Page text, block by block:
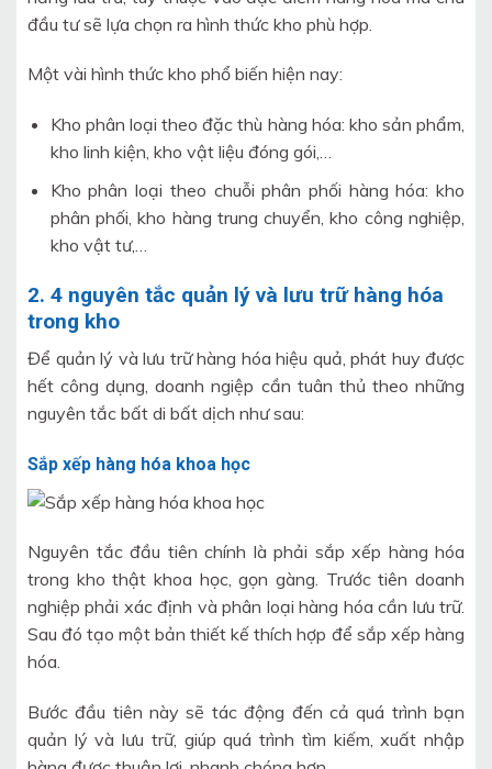
đầu tư sẽ lựa chọn ra hình thức kho phù hợp.
Một vài hình thức kho phổ biến hiện nay:
Kho phân loại theo đặc thù hàng hóa: kho sản phẩm,
kho linh kiện, kho vật liệu đóng gói,…
Kho phân loại theo chuỗi phân phối hàng hóa: kho
phân phối, kho hàng trung chuyển, kho công nghiệp,
kho vật tư,…
2. 4 nguyên tắc quản lý và lưu trữ hàng hóa
trong kho
Để quản lý và lưu trữ hàng hóa hiệu quả, phát huy được
hết công dụng, doanh ngiệp cần tuân thủ theo những
nguyên tắc bất di bất dịch như sau:
Sắp xếp hàng hóa khoa học
Nguyên tắc đầu tiên chính là phải sắp xếp hàng hóa
trong kho thật khoa học, gọn gàng. Trước tiên doanh
nghiệp phải xác định và phân loại hàng hóa cần lưu trữ.
Sau đó tạo một bản thiết kế thích hợp để sắp xếp hàng
hóa.
Bước đầu tiên này sẽ tác động đến cả quá trình bạn
quản lý và lưu trữ, giúp quá trình tìm kiếm, xuất nhập